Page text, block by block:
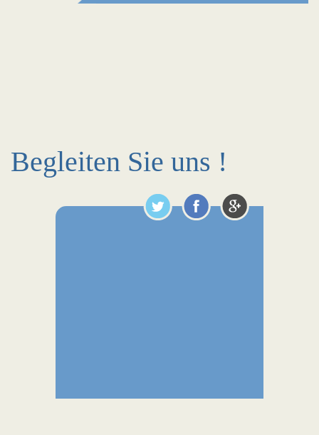
Begleiten Sie uns !